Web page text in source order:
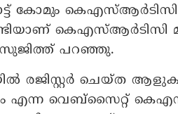
കോമും
സുജിത്ത് പറഞ്ഞു.
രജിസ്റ്റര്‍ ചെയ്ത
എന്ന വെബ്സൈറ്റ്